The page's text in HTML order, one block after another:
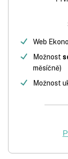
Web
Možnost
měsíčně)
Možnost